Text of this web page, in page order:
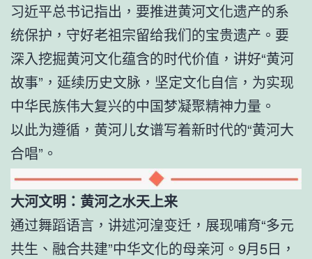
习近平总书记指出，要推进黄河文化遗产的系
统保护，守好老祖宗留给我们的宝贵遗产。要
深入挖掘黄河文化蕴含的时代价值，讲好“黄河
故事”，延续历史文脉，坚定文化自信，为实现
中华民族伟大复兴的中国梦凝聚精神力量。
以此为遵循，黄河儿女谱写着新时代的“黄河大
合唱”。
大河文明：黄河之水天上来
通过舞蹈语言，讲述河湟变迁，展现哺育“多元
共生、融合共建”中华文化的母亲河。9月5日，